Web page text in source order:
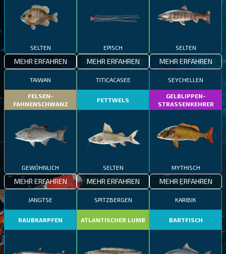
SELTEN
MEHR ERFAHREN
EPISCH
MEHR ERFAHREN
SELTEN
MEHR ERFAHREN
TAIWAN
FELSEN-
FAHNENSCHWANZ
GEWÖHNLICH
MEHR ERFAHREN
TITICACASEE
FETTWELS
SELTEN
MEHR ERFAHREN
SEYCHELLEN
GELBLIPPEN-
STRASSENKEHRER
MYTHISCH
MEHR ERFAHREN
JANGTSE
RAUBKARPFEN
SPITZBERGEN
ATLANTISCHER LUMB
KARIBIK
BARTFISCH